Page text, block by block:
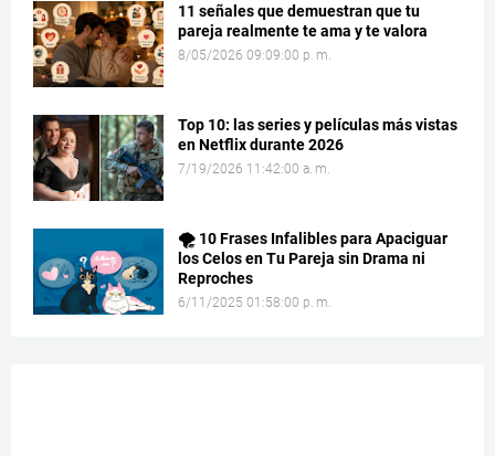
11 señales que demuestran que tu
pareja realmente te ama y te valora
8/05/2026 09:09:00 p. m.
Top 10: las series y películas más vistas
en Netflix durante 2026
7/19/2026 11:42:00 a. m.
🌪️ 10 Frases Infalibles para Apaciguar
los Celos en Tu Pareja sin Drama ni
Reproches
6/11/2025 01:58:00 p. m.